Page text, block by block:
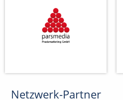
Netzwerk-Partner